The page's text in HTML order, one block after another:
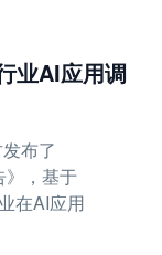
业AI应用调
布了
》，基于
在AI应用